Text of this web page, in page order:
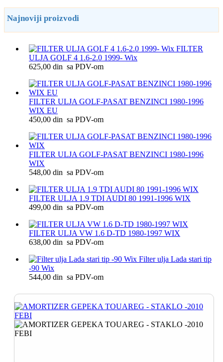
Najnoviji proizvodi
FILTER
ULJA GOLF 4 1.6-2.0 1999- Wix
625,00 din sa PDV-om
FILTER ULJA GOLF-PASAT BENZINCI 1980-1996
WIX EU
450,00 din sa PDV-om
FILTER ULJA GOLF-PASAT BENZINCI 1980-1996
WIX
548,00 din sa PDV-om
FILTER ULJA 1.9 TDI AUDI 80 1991-1996 WIX
499,00 din sa PDV-om
FILTER ULJA VW 1.6 D-TD 1980-1997 WIX
638,00 din sa PDV-om
Filter ulja Lada stari tip
-90 Wix
544,00 din sa PDV-om